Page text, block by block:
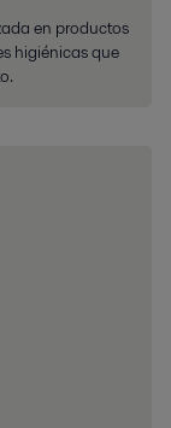
en productos
higiénicas que